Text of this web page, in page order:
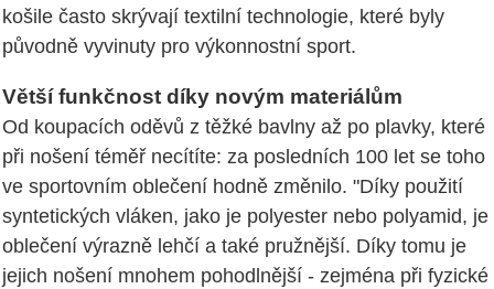
košile často skrývají textilní technologie, které byly
původně vyvinuty pro výkonnostní sport.
Větší funkčnost díky novým materiálům
Od koupacích oděvů z těžké bavlny až po plavky, které
při nošení téměř necítíte: za posledních 100 let se toho
ve sportovním oblečení hodně změnilo. "Díky použití
syntetických vláken, jako je polyester nebo polyamid, je
oblečení výrazně lehčí a také pružnější. Díky tomu je
jejich nošení mnohem pohodlnější - zejména při fyzické